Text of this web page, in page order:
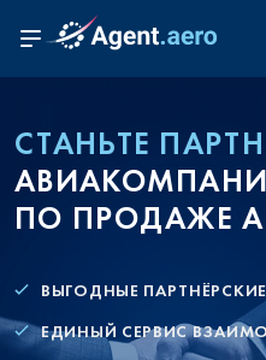
СТАНЬТЕ
ПО ПРОДАЖЕ
ВЫГОДНЫЕ
ЕДИНЫЙ СЕРВИС